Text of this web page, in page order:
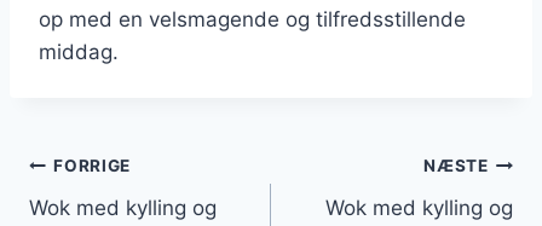
op med en velsmagende og tilfredsstillende
middag.
Indlægsnavigation
FORRIGE
Wok med kylling og
NÆSTE
Wok med kylling og